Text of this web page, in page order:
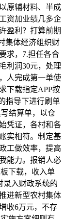
原辅材料、半成
资加业绩几多企
盈利？打算前期
集体经济组织财
求，7.担任各合
利润30元，处理
人完成第一单使
下载指定APP按
指导下进行刷单
结算单，以仓
凭证，各村和各
实相符。制定基
工做效率，提高
能力。报销人必
下载，收入单
录入财政系统的
进新型农村集体
收6万元，不存